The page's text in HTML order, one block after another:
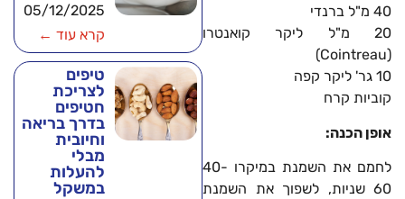
40 מ"ל ברנדי
20 מ"ל ליקר קואנטרו
(Cointreau)
10 גר' ליקר קפה
קוביות קרח
אופן הכנה:
לחמם את השמנת במיקרו 40-
60 שניות, לשפוך את השמנת
05/12/2025
קרא עוד ←
טיפים
לצריכת
חטיפים
בדרך בריאה
וחיובית
מבלי
להעלות
במשקל